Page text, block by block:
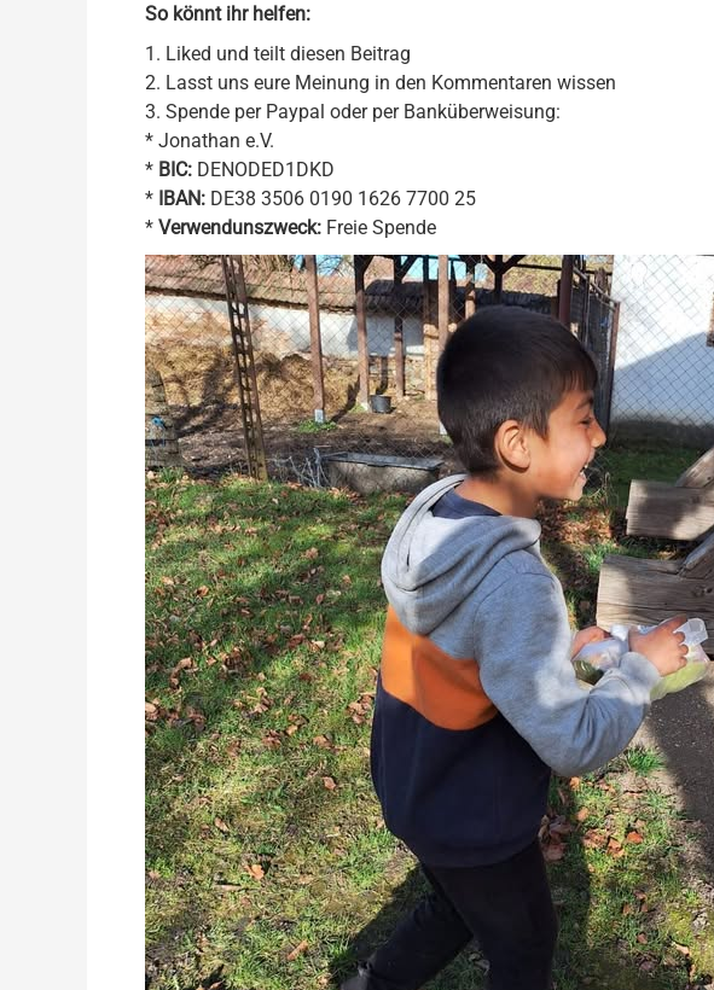
So könnt ihr helfen:
1. Liked und teilt diesen Beitrag
2. Lasst uns eure Meinung in den Kommentaren wissen
3. Spende per Paypal oder per Banküberweisung:
* Jonathan e.V.
* BIC: DENODED1DKD
* IBAN: DE38 3506 0190 1626 7700 25
* Verwendunszweck: Freie Spende